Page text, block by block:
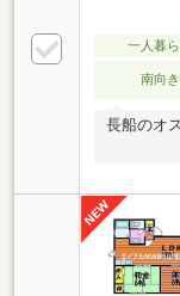
一人暮
南向き
長船のオ